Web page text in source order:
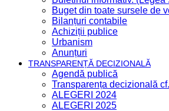
Buget din toate sursele de
Bilanțuri contabile
Achiziții publice
Urbanism
Anunțuri
TRANSPARENȚĂ DECIZIONALĂ
Agendă publică
Transparența decizională
ALEGERI 2024
ALEGERI 2025